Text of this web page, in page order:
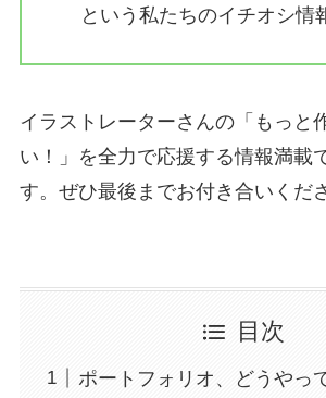
という私たちのイチオシ情
イラストレーターさんの「もっと
い！」を全力で応援する情報満載
す。ぜひ最後までお付き合いくだ
目次
ポートフォリオ、どうやっ